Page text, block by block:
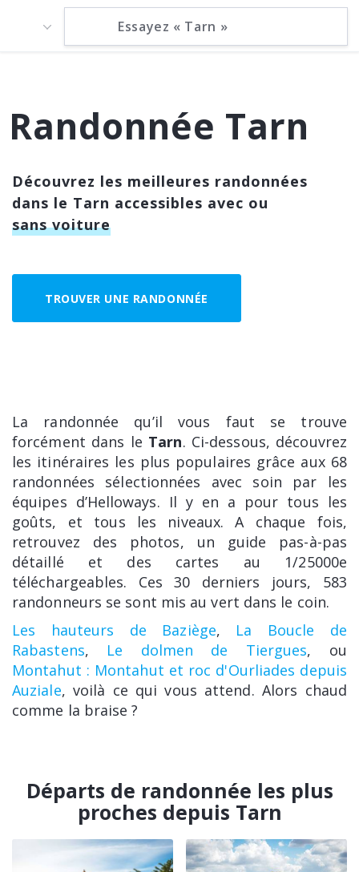
Randonnée Tarn
Découvrez les meilleures randonnées
dans le Tarn accessibles avec ou
sans voiture
TROUVER UNE RANDONNÉE
La randonnée qu’il vous faut se trouve
forcément dans le Tarn. Ci-dessous, découvrez
les itinéraires les plus populaires grâce aux 68
randonnées sélectionnées avec soin par les
équipes d’Helloways. Il y en a pour tous les
goûts, et tous les niveaux. A chaque fois,
retrouvez des photos, un guide pas-à-pas
détaillé et des cartes au 1/25000e
téléchargeables. Ces 30 derniers jours, 583
randonneurs se sont mis au vert dans le coin.
Les hauteurs de Baziège, La Boucle de
Rabastens, Le dolmen de Tiergues, ou
Montahut : Montahut et roc d'Ourliades depuis
Auziale, voilà ce qui vous attend. Alors chaud
comme la braise ?
Départs de randonnée les plus
proches depuis Tarn